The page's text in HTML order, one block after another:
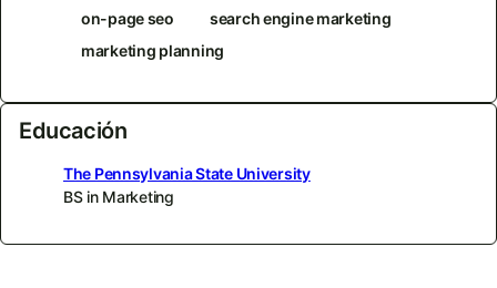
on-page seo
search engine marketing
marketing planning
Educación
The Pennsylvania State University
BS in Marketing